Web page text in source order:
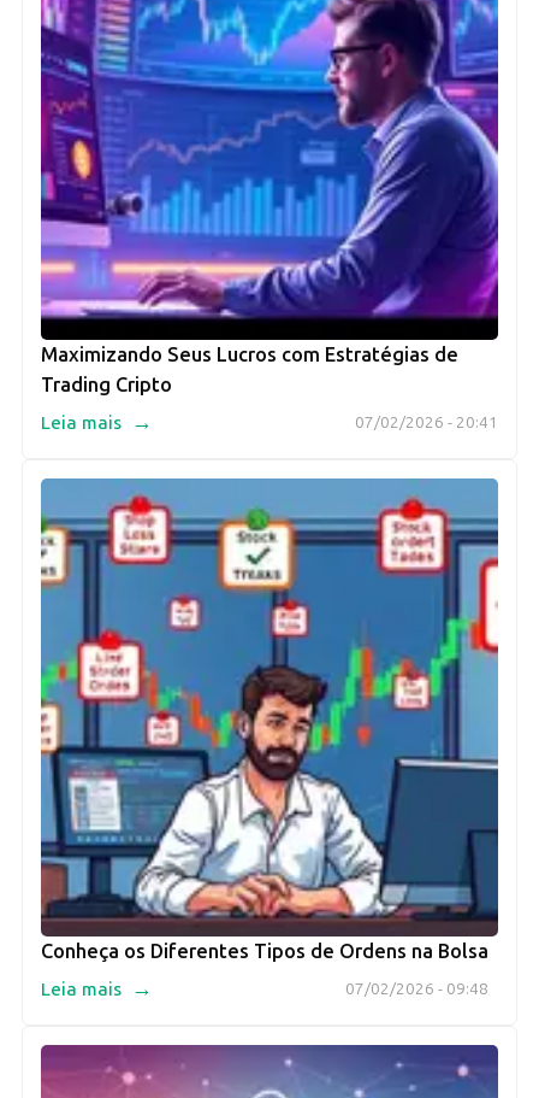
Maximizando Seus Lucros com Estratégias de
Trading Cripto
07/02/2026 - 20:41
Leia mais →
Conheça os Diferentes Tipos de Ordens na Bolsa
07/02/2026 - 09:48
Leia mais →